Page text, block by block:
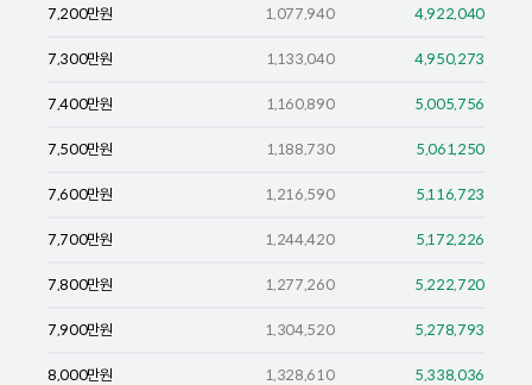
7,200만원 1,077,940 4,922,040
7,300만원 1,133,040 4,950,273
7,400만원 1,160,890 5,005,756
7,500만원 1,188,730 5,061,250
7,600만원 1,216,590 5,116,723
7,700만원 1,244,420 5,172,226
7,800만원 1,277,260 5,222,720
7,900만원 1,304,520 5,278,793
8,000만원 1,328,610 5,338,036